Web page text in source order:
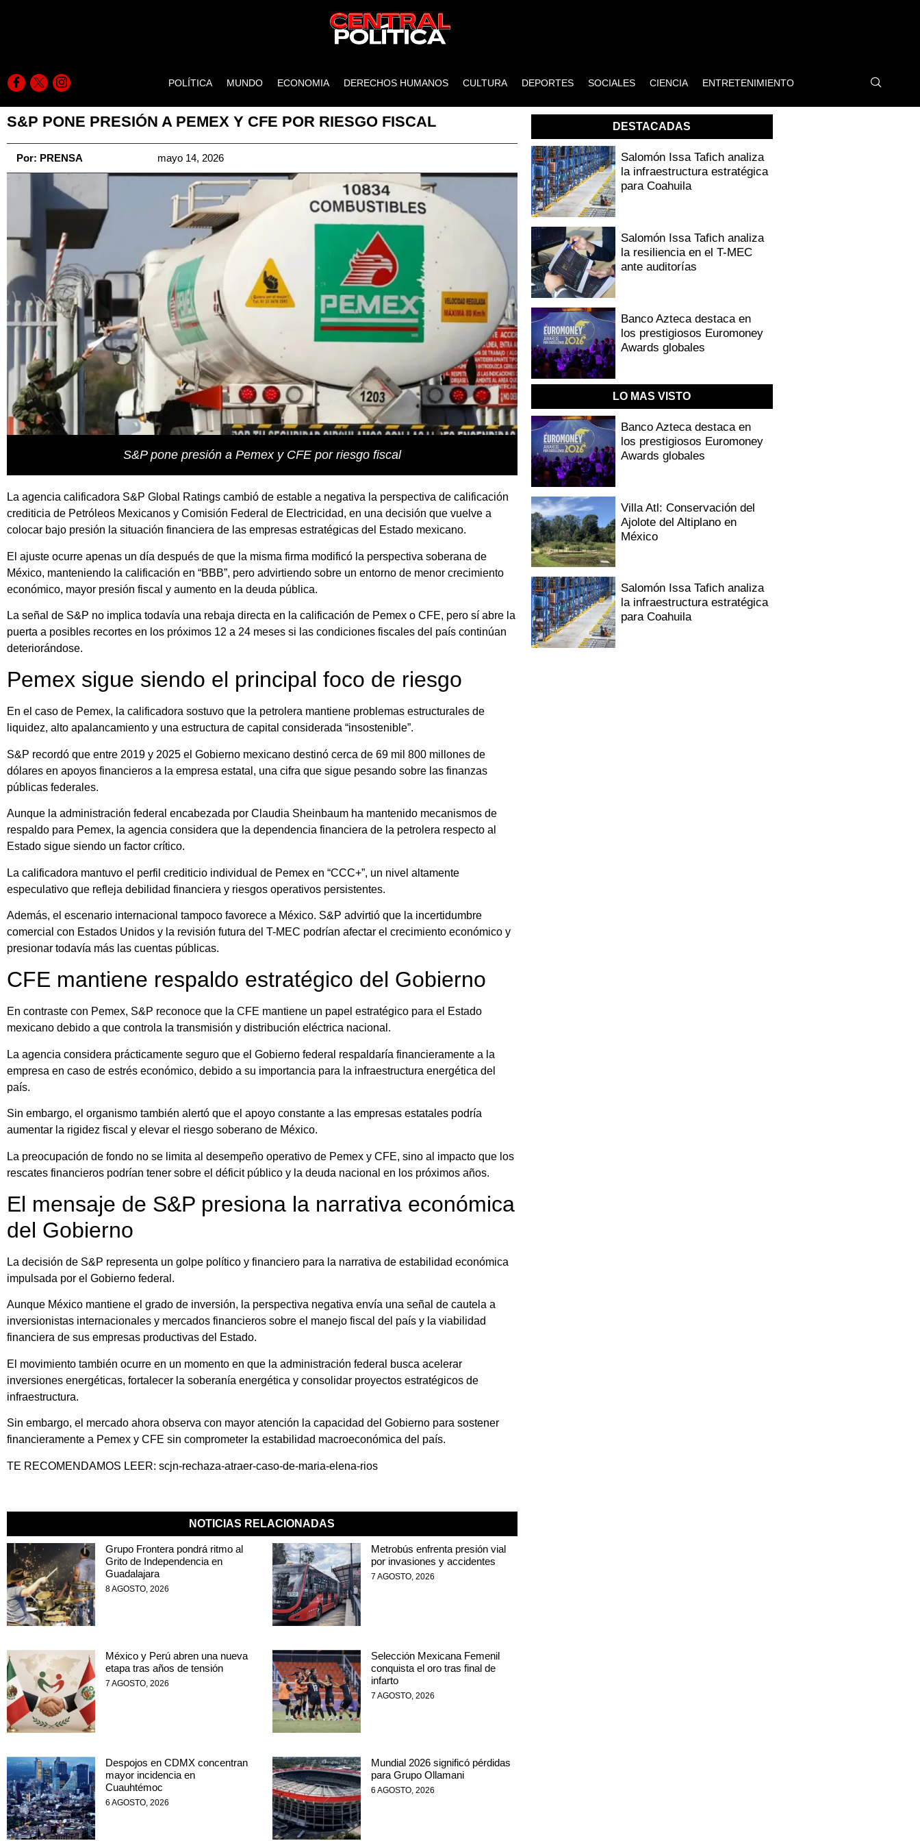
POLÍTICA MUNDO ECONOMIA DERECHOS HUMANOS CULTURA DEPORTES SOCIALES CIENCIA ENTRETENIMIENTO
S&P PONE PRESIÓN A PEMEX Y CFE POR RIESGO FISCAL
Por: PRENSA mayo 14, 2026
S&P pone presión a Pemex y CFE por riesgo fiscal
La agencia calificadora S&P Global Ratings cambió de estable a negativa la perspectiva de calificación
crediticia de Petróleos Mexicanos y Comisión Federal de Electricidad, en una decisión que vuelve a
colocar bajo presión la situación financiera de las empresas estratégicas del Estado mexicano.
El ajuste ocurre apenas un día después de que la misma firma modificó la perspectiva soberana de
México, manteniendo la calificación en “BBB”, pero advirtiendo sobre un entorno de menor crecimiento
económico, mayor presión fiscal y aumento en la deuda pública.
La señal de S&P no implica todavía una rebaja directa en la calificación de Pemex o CFE, pero sí abre la
puerta a posibles recortes en los próximos 12 a 24 meses si las condiciones fiscales del país continúan
deteriorándose.
Pemex sigue siendo el principal foco de riesgo
En el caso de Pemex, la calificadora sostuvo que la petrolera mantiene problemas estructurales de
liquidez, alto apalancamiento y una estructura de capital considerada “insostenible”.
S&P recordó que entre 2019 y 2025 el Gobierno mexicano destinó cerca de 69 mil 800 millones de
dólares en apoyos financieros a la empresa estatal, una cifra que sigue pesando sobre las finanzas
públicas federales.
Aunque la administración federal encabezada por Claudia Sheinbaum ha mantenido mecanismos de
respaldo para Pemex, la agencia considera que la dependencia financiera de la petrolera respecto al
Estado sigue siendo un factor crítico.
La calificadora mantuvo el perfil crediticio individual de Pemex en “CCC+”, un nivel altamente
especulativo que refleja debilidad financiera y riesgos operativos persistentes.
Además, el escenario internacional tampoco favorece a México. S&P advirtió que la incertidumbre
comercial con Estados Unidos y la revisión futura del T-MEC podrían afectar el crecimiento económico y
presionar todavía más las cuentas públicas.
CFE mantiene respaldo estratégico del Gobierno
En contraste con Pemex, S&P reconoce que la CFE mantiene un papel estratégico para el Estado
mexicano debido a que controla la transmisión y distribución eléctrica nacional.
La agencia considera prácticamente seguro que el Gobierno federal respaldaría financieramente a la
empresa en caso de estrés económico, debido a su importancia para la infraestructura energética del
país.
Sin embargo, el organismo también alertó que el apoyo constante a las empresas estatales podría
aumentar la rigidez fiscal y elevar el riesgo soberano de México.
La preocupación de fondo no se limita al desempeño operativo de Pemex y CFE, sino al impacto que los
rescates financieros podrían tener sobre el déficit público y la deuda nacional en los próximos años.
El mensaje de S&P presiona la narrativa económica
del Gobierno
La decisión de S&P representa un golpe político y financiero para la narrativa de estabilidad económica
impulsada por el Gobierno federal.
Aunque México mantiene el grado de inversión, la perspectiva negativa envía una señal de cautela a
inversionistas internacionales y mercados financieros sobre el manejo fiscal del país y la viabilidad
financiera de sus empresas productivas del Estado.
El movimiento también ocurre en un momento en que la administración federal busca acelerar
inversiones energéticas, fortalecer la soberanía energética y consolidar proyectos estratégicos de
infraestructura.
Sin embargo, el mercado ahora observa con mayor atención la capacidad del Gobierno para sostener
financieramente a Pemex y CFE sin comprometer la estabilidad macroeconómica del país.
TE RECOMENDAMOS LEER: scjn-rechaza-atraer-caso-de-maria-elena-rios
NOTICIAS RELACIONADAS
Grupo Frontera pondrá ritmo al
Grito de Independencia en
Guadalajara
8 AGOSTO, 2026
Metrobús enfrenta presión vial
por invasiones y accidentes
7 AGOSTO, 2026
México y Perú abren una nueva
etapa tras años de tensión
7 AGOSTO, 2026
Selección Mexicana Femenil
conquista el oro tras final de
infarto
7 AGOSTO, 2026
Despojos en CDMX concentran
mayor incidencia en
Cuauhtémoc
6 AGOSTO, 2026
Mundial 2026 significó pérdidas
para Grupo Ollamani
6 AGOSTO, 2026
DESTACADAS
Salomón Issa Tafich analiza
la infraestructura estratégica
para Coahuila
Salomón Issa Tafich analiza
la resiliencia en el T-MEC
ante auditorías
Banco Azteca destaca en
los prestigiosos Euromoney
Awards globales
LO MAS VISTO
Banco Azteca destaca en
los prestigiosos Euromoney
Awards globales
Villa Atl: Conservación del
Ajolote del Altiplano en
México
Salomón Issa Tafich analiza
la infraestructura estratégica
para Coahuila